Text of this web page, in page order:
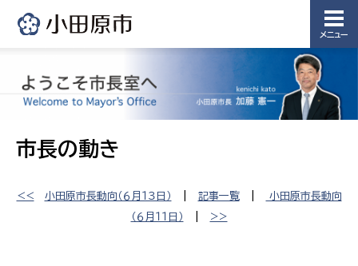
メニュー
市長の動き
<< 小田原市長動向（６月１３日） 記事一覧|
小田原市長動向
（６月１１日）
>>